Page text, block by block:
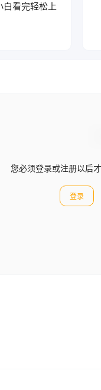
白看完轻松上
您必须登录或注册以后
登录